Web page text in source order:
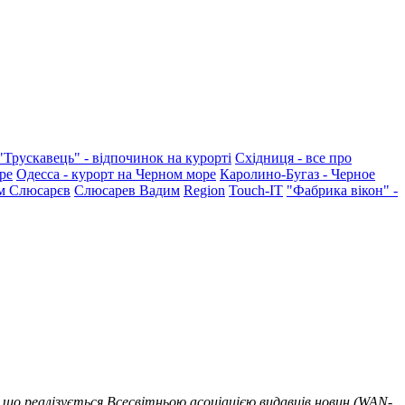
- відпочинок на курорті Східниця - все про
Одесса - курорт на Черном море Каролино-Бугаз - Черное
Слюсарєв Слюсарев Вадим Region Touch-IT "Фабрика вікон" -